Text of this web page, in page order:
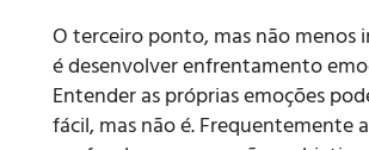
O terceiro ponto, mas não menos
é desenvolver enfrentamento
Entender as próprias emoções
fácil, mas não é. Frequentemente